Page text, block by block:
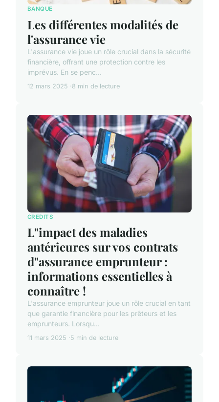
BANQUE
Les différentes modalités de
l'assurance vie
L'assurance vie joue un rôle crucial dans la sécurité
financière, offrant une protection contre les
imprévus. En se penc...
12 mars 2025 8 min de lecture
CREDITS
L"impact des maladies
antérieures sur vos contrats
d"assurance emprunteur :
informations essentielles à
connaître !
L'assurance emprunteur joue un rôle crucial en tant
que garantie financière pour les prêteurs et les
emprunteurs. Lorsqu...
11 mars 2025 5 min de lecture